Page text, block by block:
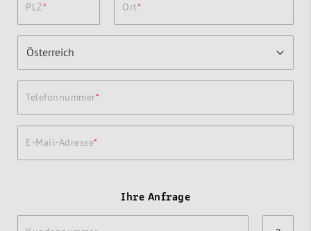
PLZ Ort
Telefonnummer
E-Mail-Adresse
Ihre Anfrage